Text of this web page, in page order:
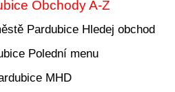
Obchody A-Z
Hledej obchod
Polední menu
MHD